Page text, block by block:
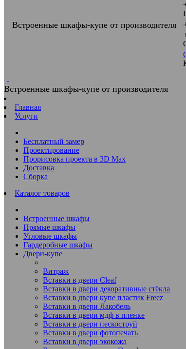
Встроенные шкафы-купе от производителя
Встроенные шкафы-купе от производителя
Главная
Услуги
Бесплатный замер
Проектирование
Прорисовка проекта в 3D Max
Доставка
Сборка
Каталог товаров
Встроенные шкафы
Прямые шкафы
Угловые шкафы
Гардеробные шкафы
Двери-купе
Витраж
Вставки в двери Cleaf
Вставки в двери декоративные стёкла
Вставки в двери купе пластик Freez
Вставки в двери Лакобель
Вставки в двери мдф в пленке
Вставки в двери пескоструй
Вставки в двери фотопечать
Вставки в двери экокожа